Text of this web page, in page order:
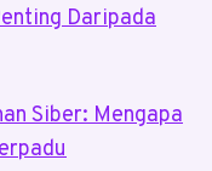
Daripada
Siber: Mengapa